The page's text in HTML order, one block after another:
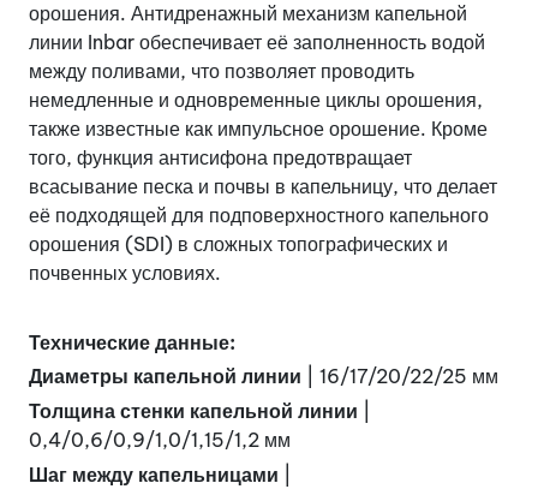
орошения. Антидренажный механизм капельной
линии Inbar обеспечивает её заполненность водой
между поливами, что позволяет проводить
немедленные и одновременные циклы орошения,
также известные как импульсное орошение. Кроме
того, функция антисифона предотвращает
всасывание песка и почвы в капельницу, что делает
её подходящей для подповерхностного капельного
орошения (SDI) в сложных топографических и
почвенных условиях.
Технические данные:
Диаметры капельной линии | 16/17/20/22/25 мм
Толщина стенки капельной линии
0,4/0,6/0,9/1,0/1,15/1,2 мм
Шаг между капельницами